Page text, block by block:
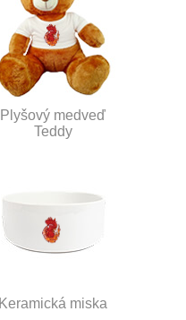
Plyšový medveď
Teddy
Keramická miska